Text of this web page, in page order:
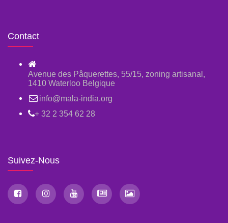
Contact
Avenue des Pâquerettes, 55/15, zoning artisanal,
1410 Waterloo Belgique
info@mala-india.org
+ 32 2 354 62 28
Suivez-Nous